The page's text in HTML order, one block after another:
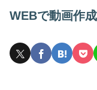
WEBで動画作